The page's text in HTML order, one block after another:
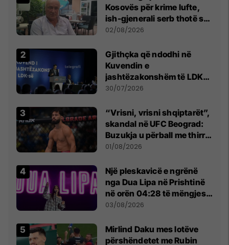
Kosovës për krime lufte,
ish-gjenerali serb thotë se
dikush e tradhtoi në
02/08/2026
Gjithçka që ndodhi në
Kuvendin e
jashtëzakonshëm të LDK-
së
30/07/2026
“Vrisni, vrisni shqiptarët”,
skandal në UFC Beograd:
Buzukja u përball me thirrje
anti-shqiptare nga
01/08/2026
Një pleskavicë e ngrënë
nga Dua Lipa në Prishtinë
në orën 04:28 të mëngjesit
- dhe bota digjitale serbe
03/08/2026
Mirlind Daku mes lotëve
përshëndetet me Rubin